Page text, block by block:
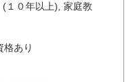
１０年以上), 家庭教
格あり